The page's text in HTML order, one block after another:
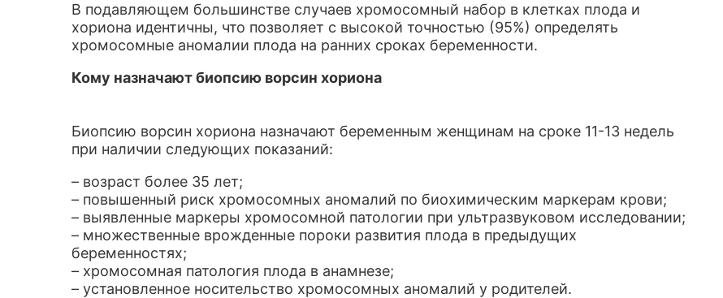
В подавляющем большинстве случаев хромосомный набор в клетках плода и
хориона идентичны, что позволяет с высокой точностью (95%) определять
хромосомные аномалии плода на ранних сроках беременности.
Кому назначают биопсию ворсин хориона
Биопсию ворсин хориона назначают беременным женщинам на сроке 11-13 недель
при наличии следующих показаний:
– возраст более 35 лет;
– повышенный риск хромосомных аномалий по биохимическим маркерам крови;
– выявленные маркеры хромосомной патологии при ультразвуковом исследовании;
– множественные врожденные пороки развития плода в предыдущих
беременностях;
– хромосомная патология плода в анамнезе;
– установленное носительство хромосомных аномалий у родителей.